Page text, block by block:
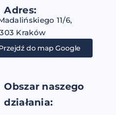
Adres:
11/6,
Kraków
do map Google
Obszar naszego
działania: